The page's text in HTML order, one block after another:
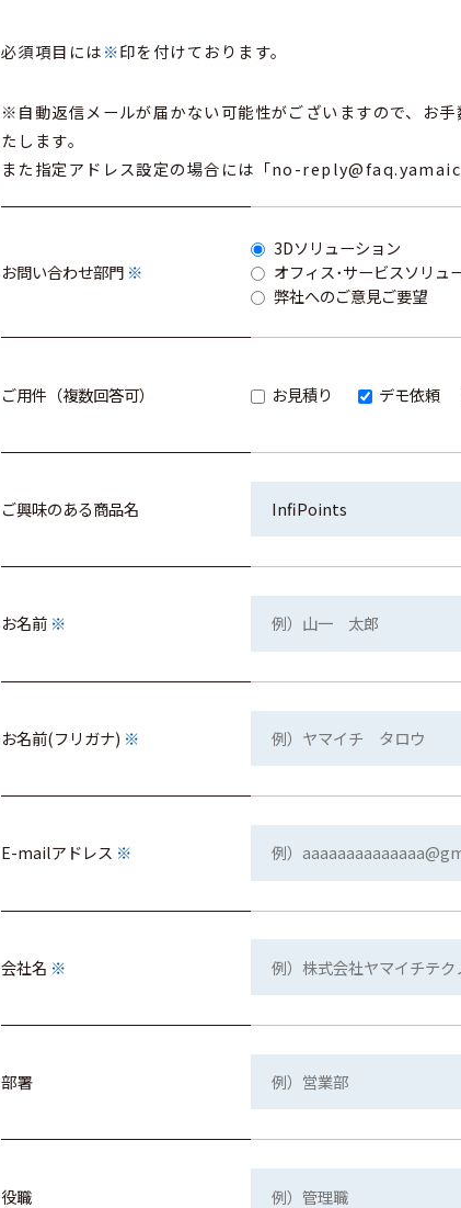
必須項目には※印を付けております。
※自動返信メールが届かない可能性がございますので、
たします。
また指定アドレス設定の場合には「no-
お問い合わせ部門 ※
3Dソリューション
オフィス･サービスソリュ
弊社へのご意見ご要望
ご用件（複数回答可） お見積り デモ依頼
ご興味のある商品名
お名前 ※
お名前(フリガナ) ※
E-mailアドレス ※
会社名 ※
部署
役職